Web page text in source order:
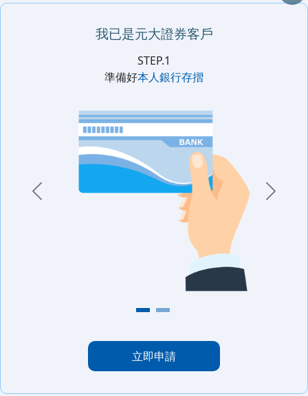
我已是元大證券客戶
STEP.1
準備好本人銀行存摺
Previous Next
立即申請